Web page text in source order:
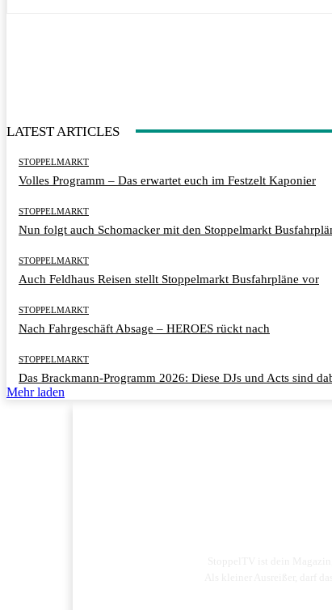
LATEST ARTICLES
STOPPELMARKT
Volles Programm – Das erwartet euch im Festzelt Kaponier
STOPPELMARKT
Nun folgt auch Schomacker mit den Stoppelmarkt
STOPPELMARKT
Auch Feldhaus Reisen stellt Stoppelmarkt Busfahrpläne vor
STOPPELMARKT
Nach Fahrgeschäft Absage – HEROES rückt nach
STOPPELMARKT
Das Brackmann-Programm 2026: Diese DJs und Acts sind
Mehr laden
Als kleiner Ausreißer, darf